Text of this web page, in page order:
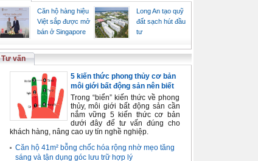
Căn hộ hàng hiệu
Việt sắp được mở
bán ở Singapore
Long An tạo quỹ
đất sạch hút đầu
tư
Tư vấn
5 kiến thức phong thủy cơ bản
môi giới bất động sản nên biết
Trong “biển” kiến thức về phong
thủy, môi giới bất động sản cần
nắm vững 5 kiến thức cơ bản
dưới đây để tư vấn đúng cho
khách hàng, nâng cao uy tín nghề nghiệp.
Căn hộ 41m² bỗng chốc hóa rộng nhờ mẹo tăng
sáng và tận dụng góc lưu trữ hợp lý